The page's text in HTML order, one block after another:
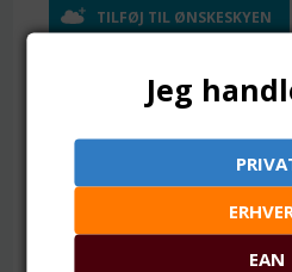
TILFØJ TIL ØNSKESKYEN
Hul: ca. 1 mm
Farve: hvidlig med perlemors glans
Da der er lidt nuance forskelle
strengene, kan man ikke være
12mm, 10 mm, 8 mm, 6 mm og 4
Jeg
EAN